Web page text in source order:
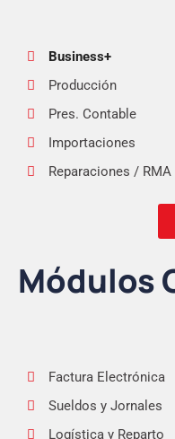
Business+
Producción
Pres. Contable
Importaciones
Reparaciones / RMA
Módulos
Factura Electrónica
Sueldos y Jornales
Logística y Reparto